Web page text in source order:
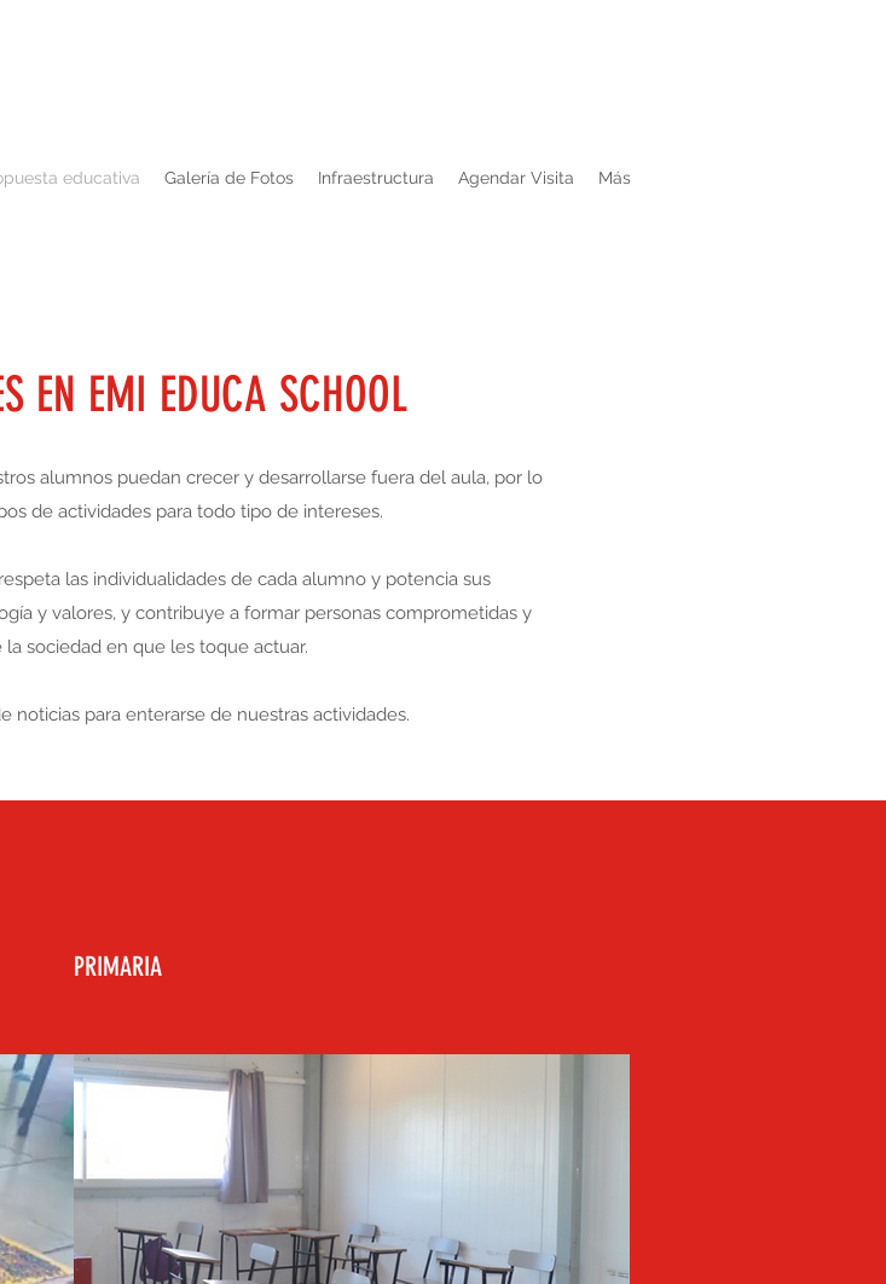
educativa Galería de Fotos Infraestructura Agendar Visita Más
EN EMI EDUCA SCHOOL
alumnos puedan crecer y desarrollarse fuera del aula, por lo
de actividades para todo tipo de intereses.
las individualidades de cada alumno y potencia sus
y valores, y contribuye a formar personas comprometidas y
sociedad en que les toque actuar.
noticias para enterarse de nuestras actividades.
PRIMARIA